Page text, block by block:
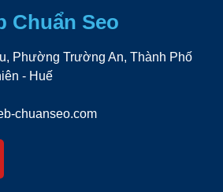
Chuẩn Seo
Phường Trường An, Thành Phố
- Huế
chuanseo.com